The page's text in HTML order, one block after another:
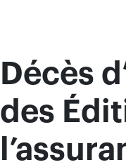
Décès
des